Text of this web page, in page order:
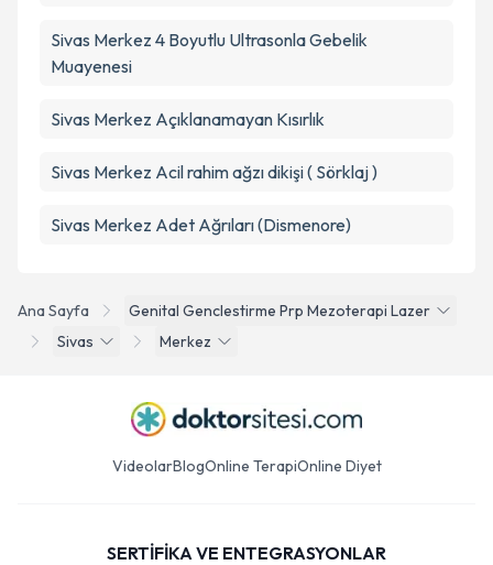
Ana Sayfa
Genital Genclestirme Prp Mezoterapi Lazer
Sivas
Merkez
Sivas Merkez 4 Boyutlu Ultrasonla Gebelik
Muayenesi
Sivas Merkez Açıklanamayan Kısırlık
Sivas Merkez Acil rahim ağzı dikişi ( Sörklaj )
Sivas Merkez Adet Ağrıları (Dismenore)
VideolarBlogOnline TerapiOnline Diyet
SERTİFİKA VE ENTEGRASYONLAR